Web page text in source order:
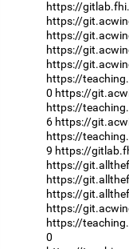
https://
https://
https://
https://
https://
https://
0 https://
https://
6 https://
https://
9 https://
https://
https://
https://
https://
https://
0